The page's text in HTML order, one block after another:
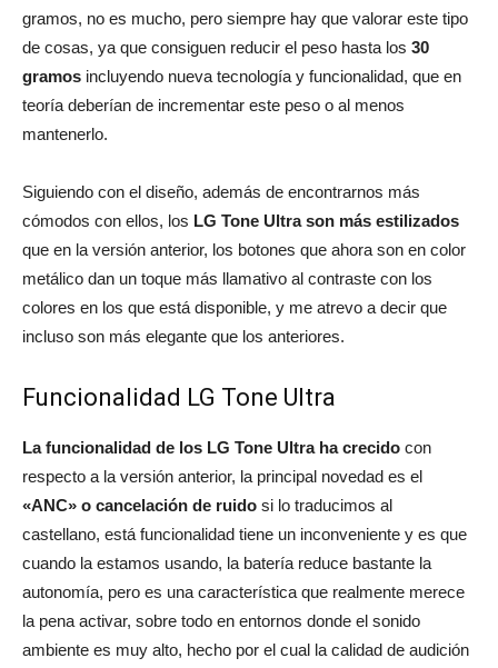
gramos, no es mucho, pero siempre hay que valorar este tipo
de cosas, ya que consiguen reducir el peso hasta los 30
gramos incluyendo nueva tecnología y funcionalidad, que en
teoría deberían de incrementar este peso o al menos
mantenerlo.
Siguiendo con el diseño, además de encontrarnos más
cómodos con ellos, los LG Tone Ultra son más estilizados
que en la versión anterior, los botones que ahora son en color
metálico dan un toque más llamativo al contraste con los
colores en los que está disponible, y me atrevo a decir que
incluso son más elegante que los anteriores.
Funcionalidad LG Tone Ultra
La funcionalidad de los LG Tone Ultra ha crecido con
respecto a la versión anterior, la principal novedad es el
«ANC» o cancelación de ruido si lo traducimos al
castellano, está funcionalidad tiene un inconveniente y es que
cuando la estamos usando, la batería reduce bastante la
autonomía, pero es una característica que realmente merece
la pena activar, sobre todo en entornos donde el sonido
ambiente es muy alto, hecho por el cual la calidad de audición